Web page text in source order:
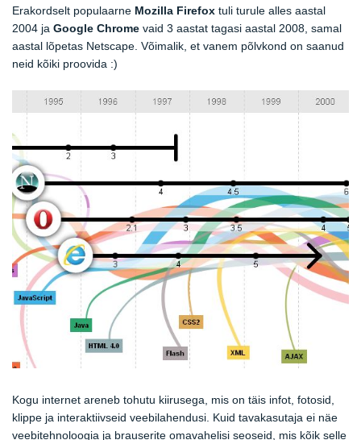
Erakordselt populaarne Mozilla Firefox tuli turule alles aastal
2004 ja Google Chrome vaid 3 aastat tagasi aastal 2008, samal
aastal lõpetas Netscape. Võimalik, et vanem põlvkond on saanud
neid kõiki proovida :)
Kogu internet areneb tohutu kiirusega, mis on täis infot, fotosid,
klippe ja interaktiivseid veebilahendusi. Kuid tavakasutaja ei näe
veebitehnoloogia ja brauserite omavahelisi seoseid, mis kõik selle